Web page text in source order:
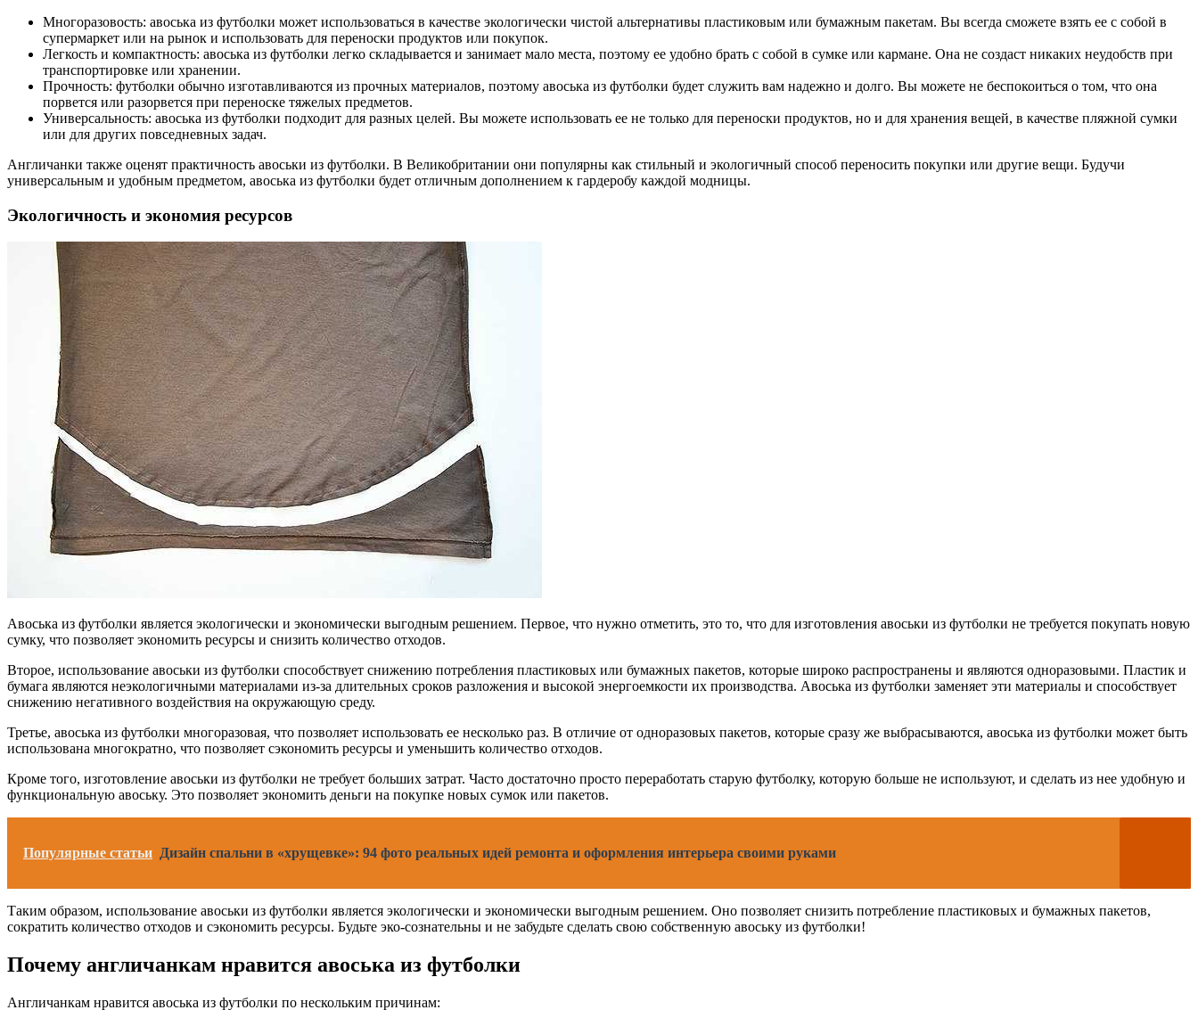
Многоразовость: авоська из футболки может использоваться в качестве экологически чистой альтернативы пластиковым или бумажным пакетам. Вы всегда сможете взять ее с собой в
супермаркет или на рынок и использовать для переноски продуктов или покупок.
Легкость и компактность: авоська из футболки легко складывается и занимает мало места, поэтому ее удобно брать с собой в сумке или кармане. Она не создаст никаких неудобств при
транспортировке или хранении.
Прочность: футболки обычно изготавливаются из прочных материалов, поэтому авоська из футболки будет служить вам надежно и долго. Вы можете не беспокоиться о том, что она
порвется или разорвется при переноске тяжелых предметов.
Универсальность: авоська из футболки подходит для разных целей. Вы можете использовать ее не только для переноски продуктов, но и для хранения вещей, в качестве пляжной сумки
или для других повседневных задач.
Англичанки также оценят практичность авоськи из футболки. В Великобритании они популярны как стильный и экологичный способ переносить покупки или другие вещи. Будучи
универсальным и удобным предметом, авоська из футболки будет отличным дополнением к гардеробу каждой модницы.
Экологичность и экономия ресурсов
Авоська из футболки является экологически и экономически выгодным решением. Первое, что нужно отметить, это то, что для изготовления авоськи из футболки не требуется покупать новую
сумку, что позволяет экономить ресурсы и снизить количество отходов.
Второе, использование авоськи из футболки способствует снижению потребления пластиковых или бумажных пакетов, которые широко распространены и являются одноразовыми. Пластик и
бумага являются неэкологичными материалами из-за длительных сроков разложения и высокой энергоемкости их производства. Авоська из футболки заменяет эти материалы и способствует
снижению негативного воздействия на окружающую среду.
Третье, авоська из футболки многоразовая, что позволяет использовать ее несколько раз. В отличие от одноразовых пакетов, которые сразу же выбрасываются, авоська из футболки может быть
использована многократно, что позволяет сэкономить ресурсы и уменьшить количество отходов.
Кроме того, изготовление авоськи из футболки не требует больших затрат. Часто достаточно просто переработать старую футболку, которую больше не используют, и сделать из нее удобную и
функциональную авоську. Это позволяет экономить деньги на покупке новых сумок или пакетов.
Популярные статьи Дизайн спальни в «хрущевке»: 94 фото реальных идей ремонта и оформления интерьера своими руками
Таким образом, использование авоськи из футболки является экологически и экономически выгодным решением. Оно позволяет снизить потребление пластиковых и бумажных пакетов,
сократить количество отходов и сэкономить ресурсы. Будьте эко-сознательны и не забудьте сделать свою собственную авоську из футболки!
Почему англичанкам нравится авоська из футболки
Англичанкам нравится авоська из футболки по нескольким причинам: